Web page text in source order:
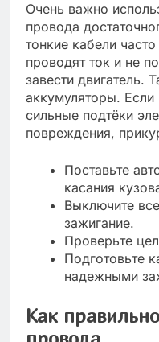
Очень важно
провода
тонкие кабели
проводят ток и не
завести двигатель.
аккумуляторы. Если
сильные подтёки
повреждения,
Поставьте
касания
Выключите
зажигание.
Проверьте
Подготовьте
надежными
Как